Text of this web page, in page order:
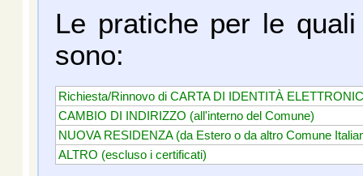
Le pratiche per le
sono:
Richiesta/Rinnovo di CARTA DI IDENTITÀ
CAMBIO DI INDIRIZZO (all'interno del Comune)
NUOVA RESIDENZA (da Estero o da altro Comune
ALTRO (escluso i certificati)